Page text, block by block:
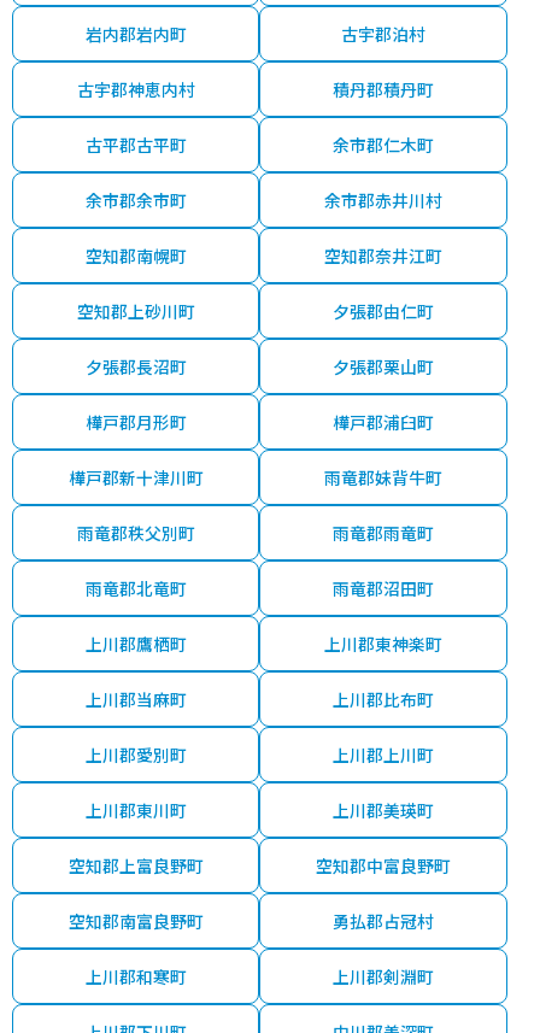
岩内郡岩内町 古宇郡泊村
古宇郡神恵内村 積丹郡積丹町
古平郡古平町 余市郡仁木町
余市郡余市町 余市郡赤井川村
空知郡南幌町 空知郡奈井江町
空知郡上砂川町 夕張郡由仁町
夕張郡長沼町 夕張郡栗山町
樺戸郡月形町 樺戸郡浦臼町
樺戸郡新十津川町 雨竜郡妹背牛町
雨竜郡秩父別町 雨竜郡雨竜町
雨竜郡北竜町 雨竜郡沼田町
上川郡鷹栖町 上川郡東神楽町
上川郡当麻町 上川郡比布町
上川郡愛別町 上川郡上川町
上川郡東川町 上川郡美瑛町
空知郡上富良野町 空知郡中富良野町
空知郡南富良野町 勇払郡占冠村
上川郡和寒町 上川郡剣淵町